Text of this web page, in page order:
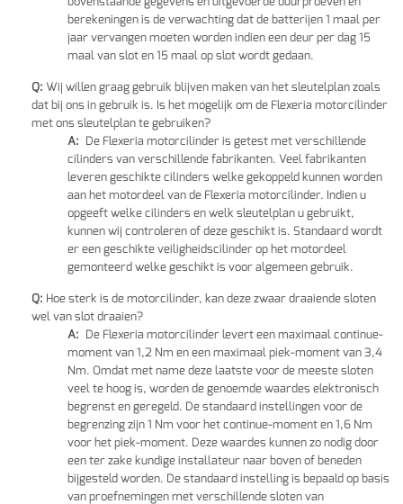
berekeningen is de verwachting dat de batterijen 1 maal per
jaar vervangen moeten worden indien een deur per dag 15
maal van slot en 15 maal op slot wordt gedaan.
Q: Wij willen graag gebruik blijven maken van het sleutelplan zoals
dat bij ons in gebruik is. Is het mogelijk om de Flexeria motorcilinder
met ons sleutelplan te gebruiken?
A: De Flexeria motorcilinder is getest met verschillende
cilinders van verschillende fabrikanten. Veel fabrikanten
leveren geschikte cilinders welke gekoppeld kunnen worden
aan het motordeel van de Flexeria motorcilinder. Indien u
opgeeft welke cilinders en welk sleutelplan u gebruikt,
kunnen wij controleren of deze geschikt is. Standaard wordt
er een geschikte veiligheidscilinder op het motordeel
gemonteerd welke geschikt is voor algemeen gebruik.
Q: Hoe sterk is de motorcilinder, kan deze zwaar draaiende sloten
wel van slot draaien?
A: De Flexeria motorcilinder levert een maximaal continue-
moment van 1,2 Nm en een maximaal piek-moment van 3,4
Nm. Omdat met name deze laatste voor de meeste sloten
veel te hoog is, worden de genoemde waardes elektronisch
begrenst en geregeld. De standaard instellingen voor de
begrenzing zijn 1 Nm voor het continue-moment en 1,6 Nm
voor het piek-moment. Deze waardes kunnen zo nodig door
een ter zake kundige installateur naar boven of beneden
bijgesteld worden. De standaard instelling is bepaald op basis
van proefnemingen met verschillende sloten van